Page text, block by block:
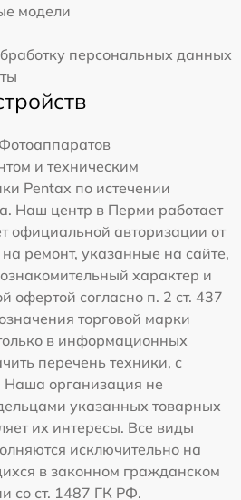
модели
персональных данных
Фотоаппаратов
и техническим
Pentax по истечении
Наш центр в Перми работает
официальной авторизации от
ремонт, указанные на сайте,
характер и
офертой согласно п. 2 ст. 437
торговой марки
в информационных
перечень техники, с
Наша организация не
указанных товарных
их интересы. Все виды
исключительно на
в законном гражданском
со ст. 1487 ГК РФ.